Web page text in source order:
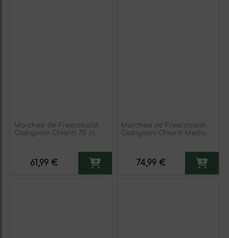
Marchesi de' Frescobaldi
Castiglioni Chianti 75 cl
61,99 €
Marchesi de' Frescobaldi
Castiglioni Chianti Media
74,99 €